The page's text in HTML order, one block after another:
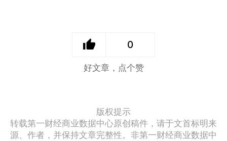
0
好文章，点个赞
版权提示
转载第一财经商业数据中心原创稿件，请于文首标明来
源、作者，并保持文章完整性。非第一财经商业数据中